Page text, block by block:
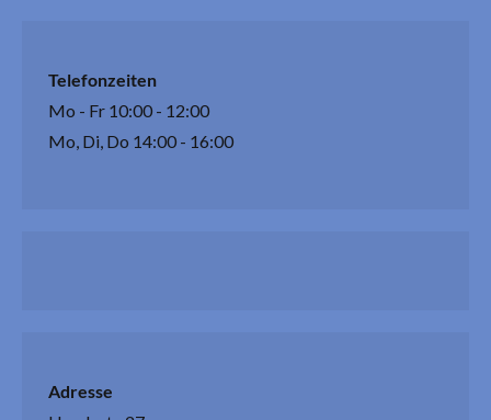
Telefonzeiten
Mo - Fr 10:00 - 12:00
Mo, Di, Do 14:00 - 16:00
Adresse